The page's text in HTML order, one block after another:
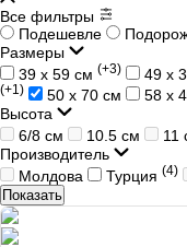
Все фильтры
Подешевле
Размеры
39 x 59 см (+3) 49 х
(+1) 50 х 70 см 58 х
Высота
6/8 см
10.5 см 11
Производитель
Молдова
Турция (4)
Показать